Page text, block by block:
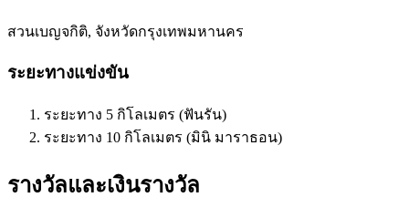
สวนเบญจกิติ, จังหวัดกรุงเทพมหานคร
ระยะทางแข่งขัน
ระยะทาง 5 กิโลเมตร (ฟันรัน)
ระยะทาง 10 กิโลเมตร (มินิ มาราธอน)
รางวัลและเงินรางวัล